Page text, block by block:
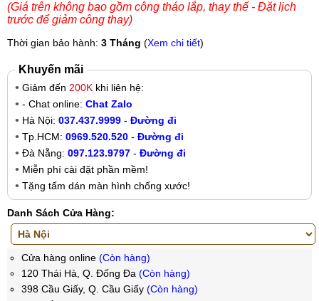
(Giá trên không bao gồm công tháo lắp, thay thế - Đặt lịch
trước để giảm công thay)
Thời gian bảo hành: 3 Tháng (Xem chi tiết)
Khuyến mãi
Giảm đến 200K khi liên hệ:
- Chat online: Chat Zalo
Hà Nội: 037.437.9999 - Đường đi
Tp.HCM: 0969.520.520 - Đường đi
Đà Nẵng: 097.123.9797 - Đường đi
Miễn phí cài đặt phần mềm!
Tặng tấm dán màn hình chống xước!
Danh Sách Cửa Hàng:
Cửa hàng online (Còn hàng)
120 Thái Hà, Q. Đống Đa (Còn hàng)
398 Cầu Giấy, Q. Cầu Giấy (Còn hàng)